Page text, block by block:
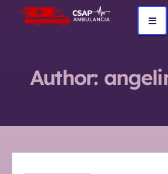
Author: